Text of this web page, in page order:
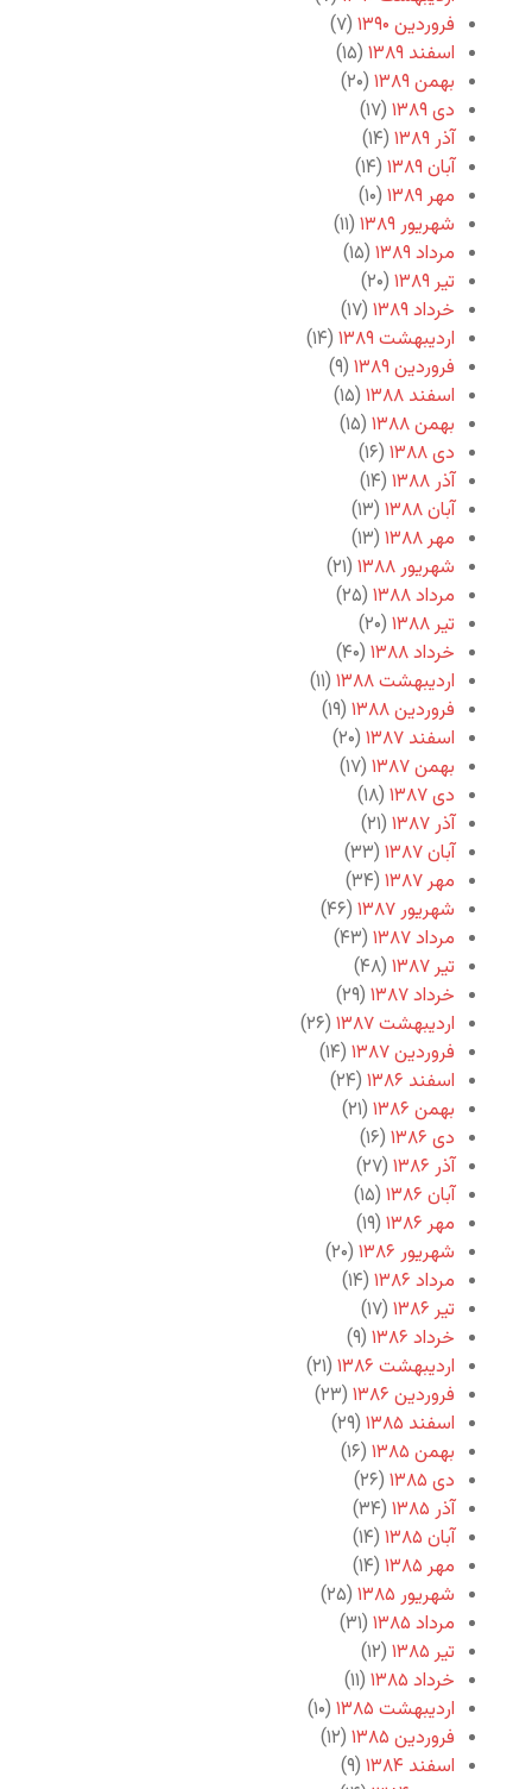
فروردین ۱۳۹۰
(۷)
اسفند ۱۳۸۹
(۱۵)
بهمن ۱۳۸۹
(۲۰)
دی ۱۳۸۹
(۱۷)
آذر ۱۳۸۹
(۱۴)
آبان ۱۳۸۹
(۱۴)
مهر ۱۳۸۹
(۱۰)
شهریور ۱۳۸۹
(۱۱)
مرداد ۱۳۸۹
(۱۵)
تیر ۱۳۸۹
(۲۰)
خرداد ۱۳۸۹
(۱۷)
اردیبهشت ۱۳۸۹
(۱۴)
فروردین ۱۳۸۹
(۹)
اسفند ۱۳۸۸
(۱۵)
بهمن ۱۳۸۸
(۱۵)
دی ۱۳۸۸
(۱۶)
آذر ۱۳۸۸
(۱۴)
آبان ۱۳۸۸
(۱۳)
مهر ۱۳۸۸
(۱۳)
شهریور ۱۳۸۸
(۲۱)
مرداد ۱۳۸۸
(۲۵)
تیر ۱۳۸۸
(۲۰)
خرداد ۱۳۸۸
(۴۰)
اردیبهشت ۱۳۸۸
(۱۱)
فروردین ۱۳۸۸
(۱۹)
اسفند ۱۳۸۷
(۲۰)
بهمن ۱۳۸۷
(۱۷)
دی ۱۳۸۷
(۱۸)
آذر ۱۳۸۷
(۲۱)
آبان ۱۳۸۷
(۳۳)
مهر ۱۳۸۷
(۳۴)
شهریور ۱۳۸۷
(۴۶)
مرداد ۱۳۸۷
(۴۳)
تیر ۱۳۸۷
(۴۸)
خرداد ۱۳۸۷
(۲۹)
اردیبهشت ۱۳۸۷
(۲۶)
فروردین ۱۳۸۷
(۱۴)
اسفند ۱۳۸۶
(۲۴)
بهمن ۱۳۸۶
(۲۱)
دی ۱۳۸۶
(۱۶)
آذر ۱۳۸۶
(۲۷)
آبان ۱۳۸۶
(۱۵)
مهر ۱۳۸۶
(۱۹)
شهریور ۱۳۸۶
(۲۰)
مرداد ۱۳۸۶
(۱۴)
تیر ۱۳۸۶
(۱۷)
خرداد ۱۳۸۶
(۹)
اردیبهشت ۱۳۸۶
(۲۱)
فروردین ۱۳۸۶
(۲۳)
اسفند ۱۳۸۵
(۲۹)
بهمن ۱۳۸۵
(۱۶)
دی ۱۳۸۵
(۲۶)
آذر ۱۳۸۵
(۳۴)
آبان ۱۳۸۵
(۱۴)
مهر ۱۳۸۵
(۱۴)
شهریور ۱۳۸۵
(۲۵)
مرداد ۱۳۸۵
(۳۱)
تیر ۱۳۸۵
(۱۲)
خرداد ۱۳۸۵
(۱۱)
اردیبهشت ۱۳۸۵
(۱۰)
فروردین ۱۳۸۵
(۱۲)
اسفند ۱۳۸۴
(۹)